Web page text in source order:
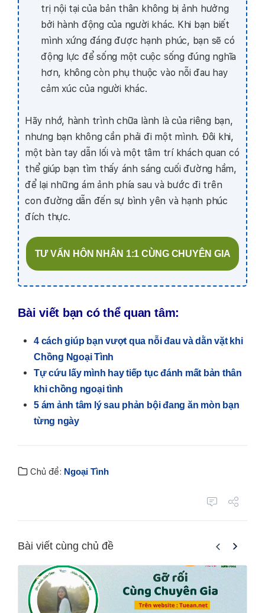
trị nội tại của bản thân không bị ảnh hưởng
bởi hành động của người khác. Khi bạn biết
mình xứng đáng được hạnh phúc, bạn sẽ có
động lực để sống một cuộc sống đúng nghĩa
hơn, không còn phụ thuộc vào nỗi đau hay
cảm xúc của người khác.
Hãy nhớ, hành trình chữa lành là của riêng bạn,
nhưng bạn không cần phải đi một mình. Đôi khi,
một bàn tay dẫn lối và một tâm trí khách quan có
thể giúp bạn tìm thấy ánh sáng cuối đường hầm,
để lại những ám ảnh phía sau và bước đi trên
con đường dẫn đến sự bình yên và hạnh phúc
đích thực.
TƯ VẤN HÔN NHÂN 1:1 CÙNG CHUYÊN GIA
Bài viết bạn có thể quan tâm:
4 cách giúp bạn vượt qua nỗi đau và dằn vặt khi
Chồng Ngoại Tình
Tự cứu lấy mình hay tiếp tục đánh mất bản thân
khi chồng ngoại tình
5 ám ảnh tâm lý sau phản bội đang ăn mòn bạn
từng ngày
Chủ đề: Ngoại Tình
Bài viết cùng chủ đề